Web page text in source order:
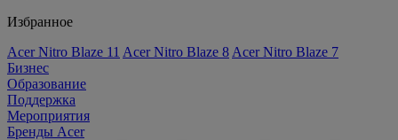
Избранное
Acer Nitro Blaze 11 Acer Nitro Blaze 8 Acer Nitro Blaze 7
Бизнес
Образование
Поддержка
Мероприятия
Бренды Acer